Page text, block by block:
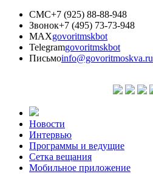
СМС+7 (925) 88-88-948
Звонок+7 (495) 73-73-948
MAXgovoritmskbot
Telegramgovoritmskbot
Письмоinfo@govoritmoskva.ru
Новости
Интервью
Программы и ведущие
Сетка вещания
Мобильное приложение